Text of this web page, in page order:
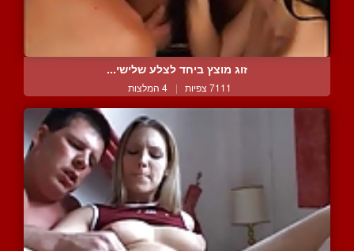
זוג מוצץ ביחד לצלע שלישי...
7111 צפיות | 4 המלצות